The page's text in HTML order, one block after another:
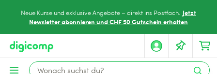
Neue Kurse und exklusive Angebote – direkt ins Postfach. Jetzt
Newsletter abonnieren und CHF 50 Gutschein erhalten